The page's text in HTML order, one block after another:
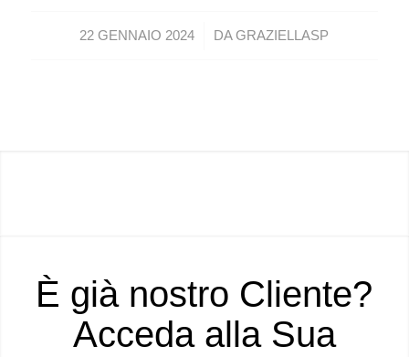
22 GENNAIO 2024
/ DAGRAZIELLASP
È già nostro Cliente?
Acceda alla Sua